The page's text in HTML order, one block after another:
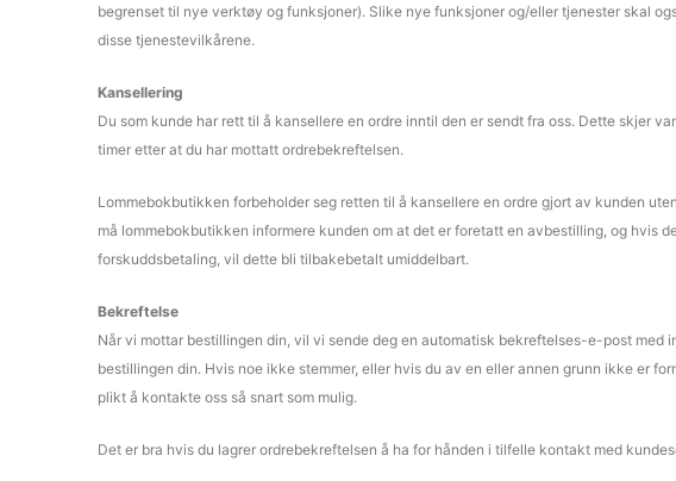
begrenset til nye verktøy og funksjoner). Slike nye funksjoner og/eller tjenester skal
disse tjenestevilkårene.
Kansellering
Du som kunde har rett til å kansellere en ordre inntil den er sendt fra oss. Dette skjer
timer etter at du har mottatt ordrebekreftelsen.
Lommebokbutikken forbeholder seg retten til å kansellere en ordre gjort av kunden
må lommebokbutikken informere kunden om at det er foretatt en avbestilling, og hvis
forskuddsbetaling, vil dette bli tilbakebetalt umiddelbart.
Bekreftelse
Når vi mottar bestillingen din, vil vi sende deg en automatisk bekreftelses-e-post med
bestillingen din. Hvis noe ikke stemmer, eller hvis du av en eller annen grunn ikke er
plikt å kontakte oss så snart som mulig.
Det er bra hvis du lagrer ordrebekreftelsen å ha for hånden i tilfelle kontakt med